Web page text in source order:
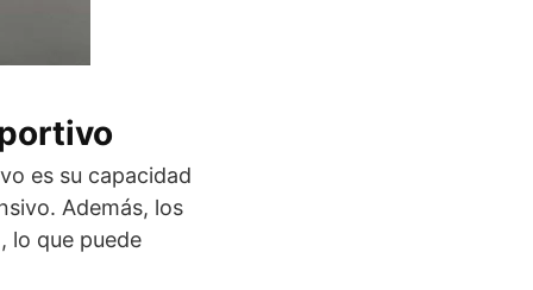
es su capacidad
Además, los
lo que puede